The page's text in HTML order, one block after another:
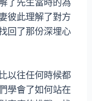
彼此理解了對方
回了那份深埋心
以往任何時候都
學會了如何站在